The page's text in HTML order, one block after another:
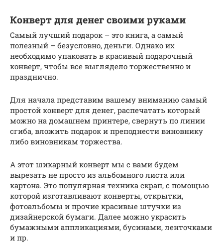
Конверт для денег своими руками
Самый лучший подарок – это книга, а самый
полезный – безусловно, деньги. Однако их
необходимо упаковать в красивый подарочный
конверт, чтобы все выглядело торжественно и
празднично.
Для начала представим вашему вниманию самый
простой конверт для денег, распечатать который
можно на домашнем принтере, свернуть по линии
сгиба, вложить подарок и преподнести виновнику
либо виновникам торжества.
А этот шикарный конверт мы с вами будем
вырезать не просто из альбомного листа или
картона. Это популярная техника скрап, с помощью
которой изготавливают конверты, открытки,
фотоальбомы и прочие красивые штучки из
дизайнерской бумаги. Далее можно украсить
бумажными аппликациями, бусинами, ленточками
и пр.